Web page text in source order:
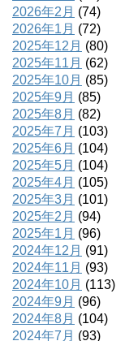
2026年2月 (74)
2026年1月 (72)
2025年12月 (80)
2025年11月 (62)
2025年10月 (85)
2025年9月 (85)
2025年8月 (82)
2025年7月 (103)
2025年6月 (104)
2025年5月 (104)
2025年4月 (105)
2025年3月 (101)
2025年2月 (94)
2025年1月 (96)
2024年12月 (91)
2024年11月 (93)
2024年10月 (113)
2024年9月 (96)
2024年8月 (104)
2024年7月 (93)